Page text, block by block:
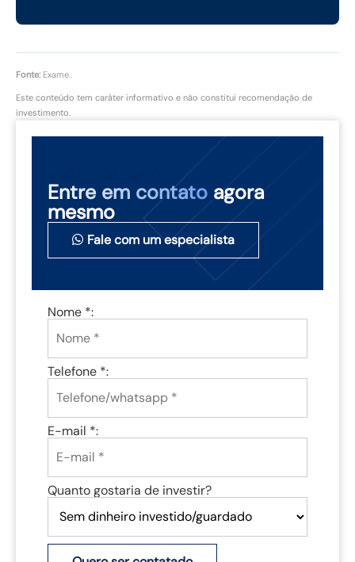
Fonte: Exame.
Este conteúdo tem caráter informativo e não constitui recomendação de
investimento.
Entre em contato agora
mesmo
Fale com um especialista
Nome *:
Telefone *:
E-mail *:
Quanto gostaria de investir?